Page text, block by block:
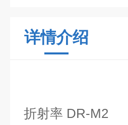
详情介绍
折射率 DR-M2